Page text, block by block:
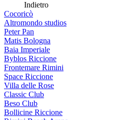
Indietro
Cocoricò
Altromondo studios
Peter Pan
Matis Bologna
Baia Imperiale
Byblos Riccione
Frontemare Rimini
Space Riccione
Villa delle Rose
Classic Club
Beso Club
Bollicine Riccione